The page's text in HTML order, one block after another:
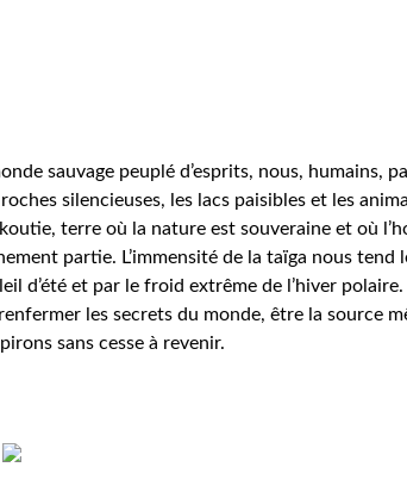
sauvage peuplé d’esprits, nous, humains,
silencieuses, les lacs paisibles et les
terre où la nature est souveraine et où
partie. L’immensité de la taïga nous tend
d’été et par le froid extrême de l’hiver
les secrets du monde, être la source
sans cesse à revenir.